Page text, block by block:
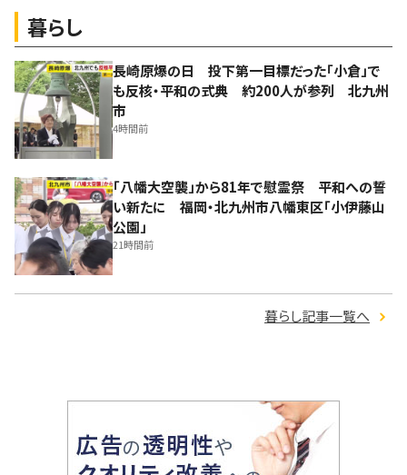
暮らし
長崎原爆の日 投下第一目標だった「小倉」で
も反核・平和の式典 約200人が参列 北九州
市
4時間前
「八幡大空襲」から81年で慰霊祭 平和への誓
い新たに 福岡・北九州市八幡東区「小伊藤山
公園」
21時間前
暮らし記事一覧へ